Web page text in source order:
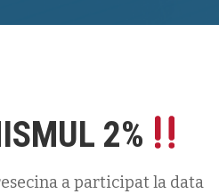
2%
a participat la data